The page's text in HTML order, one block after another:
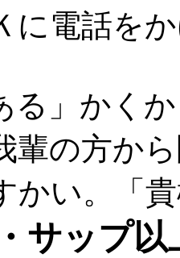
に電話を
」かく
輩の方か
かい。「
サップ以